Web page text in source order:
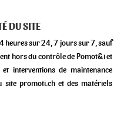
DU SITE
heures sur 24, 7 jours sur 7, sauf
hors du contrôle de Pomot&i et
interventions de maintenance
site promoti.ch et des matériels